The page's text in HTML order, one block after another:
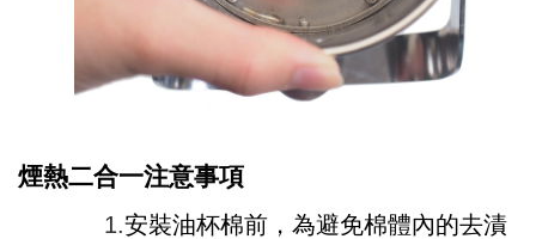
煙熱二合一注意事項
1.安裝油杯棉前 ， 為避免棉體內的去漬